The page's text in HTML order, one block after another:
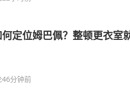
定位姆巴佩？整顿更衣室
46分钟前